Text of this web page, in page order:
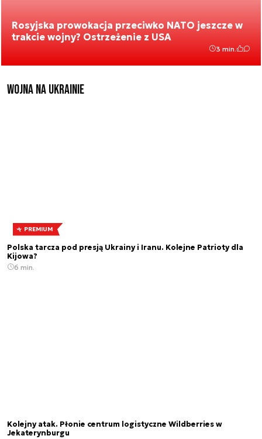
Rosyjska prowokacja przeciwko NATO jeszcze w
trakcie wojny? Ostrzeżenie z USA
3 min.
Wojna na Ukrainie
PREMIUM
Polska tarcza pod presją Ukrainy i Iranu. Kolejne Patrioty dla
Kijowa?
6 min.
Kolejny atak. Płonie centrum logistyczne Wildberries w
Jekaterynburgu